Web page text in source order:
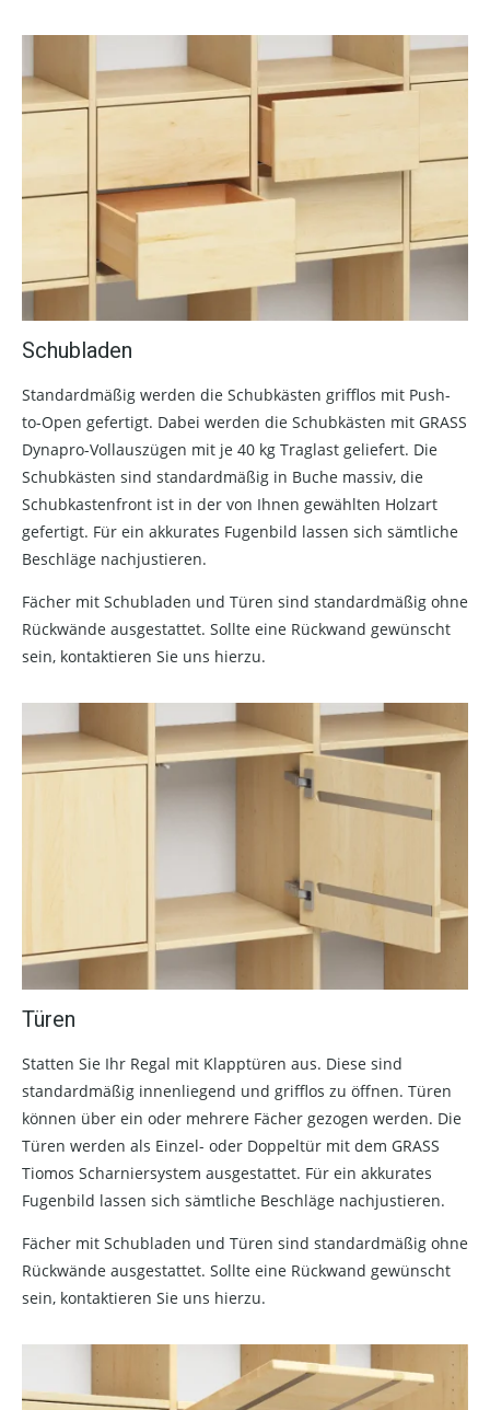
Schubladen
Standardmäßig werden die Schubkästen grifflos mit Push-
to-Open gefertigt. Dabei werden die Schubkästen mit GRASS
Dynapro-Vollauszügen mit je 40 kg Traglast geliefert. Die
Schubkästen sind standardmäßig in Buche massiv, die
Schubkastenfront ist in der von Ihnen gewählten Holzart
gefertigt. Für ein akkurates Fugenbild lassen sich sämtliche
Beschläge nachjustieren.
Fächer mit Schubladen und Türen sind standardmäßig ohne
Rückwände ausgestattet. Sollte eine Rückwand gewünscht
sein, kontaktieren Sie uns hierzu.
Türen
Statten Sie Ihr Regal mit Klapptüren aus. Diese sind
standardmäßig innenliegend und grifflos zu öffnen. Türen
können über ein oder mehrere Fächer gezogen werden. Die
Türen werden als Einzel- oder Doppeltür mit dem GRASS
Tiomos Scharniersystem ausgestattet. Für ein akkurates
Fugenbild lassen sich sämtliche Beschläge nachjustieren.
Fächer mit Schubladen und Türen sind standardmäßig ohne
Rückwände ausgestattet. Sollte eine Rückwand gewünscht
sein, kontaktieren Sie uns hierzu.